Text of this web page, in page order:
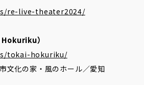
re-live-theater2024/
）
tokai-hokuriku/
文化の家・風のホール／愛知